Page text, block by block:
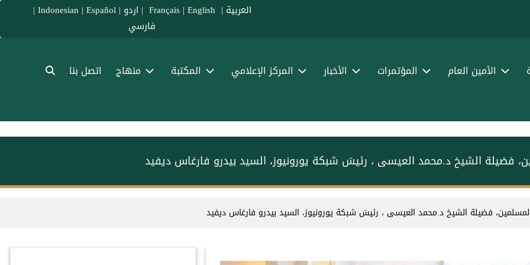
العربية |
Français
| English
| اردو |
Indonesian | Español
|
فارسي
الأمين العام المؤتمرات الأخبار المركز الإعلامي المكتبة منهاج اتصل بنا
السيد بيدرو فارغاس ديفيد
شبكة يورونيوز، السيد بيدرو فارغاس ديفيد